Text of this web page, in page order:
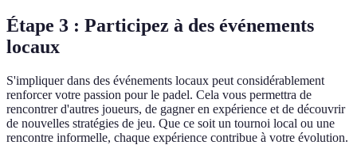
Étape 3 : Participez à des événements
locaux
S'impliquer dans des événements locaux peut considérablement
renforcer votre passion pour le padel. Cela vous permettra de
rencontrer d'autres joueurs, de gagner en expérience et de découvrir
de nouvelles stratégies de jeu. Que ce soit un tournoi local ou une
rencontre informelle, chaque expérience contribue à votre évolution.